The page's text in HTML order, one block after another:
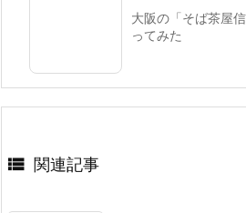
大阪の「そば茶屋
ってみた
 関連記事